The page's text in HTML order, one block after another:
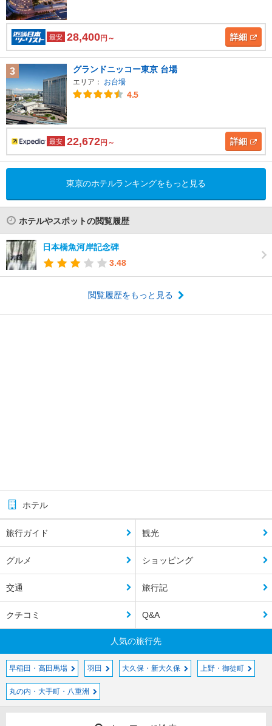
最安 28,400円～ 詳細
3 グランドニッコー東京 台場
エリア： お台場
4.5
最安 22,672円～ 詳細
東京のホテルランキングをもっと見る
ホテルやスポットの閲覧履歴
日本橋魚河岸記念碑
3.48
閲覧履歴をもっと見る
ホテル
旅行ガイド 観光
グルメ ショッピング
交通 旅行記
クチコミ Q&A
人気の旅行先
早稲田・高田馬場 羽田 大久保・新大久保 上野・御徒町
丸の内・大手町・八重洲